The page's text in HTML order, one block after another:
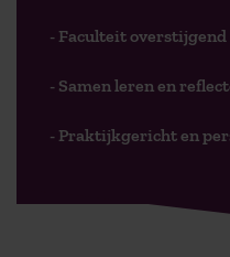
- Faculteit overstijgend
- Samen leren en
- Praktijkgericht en